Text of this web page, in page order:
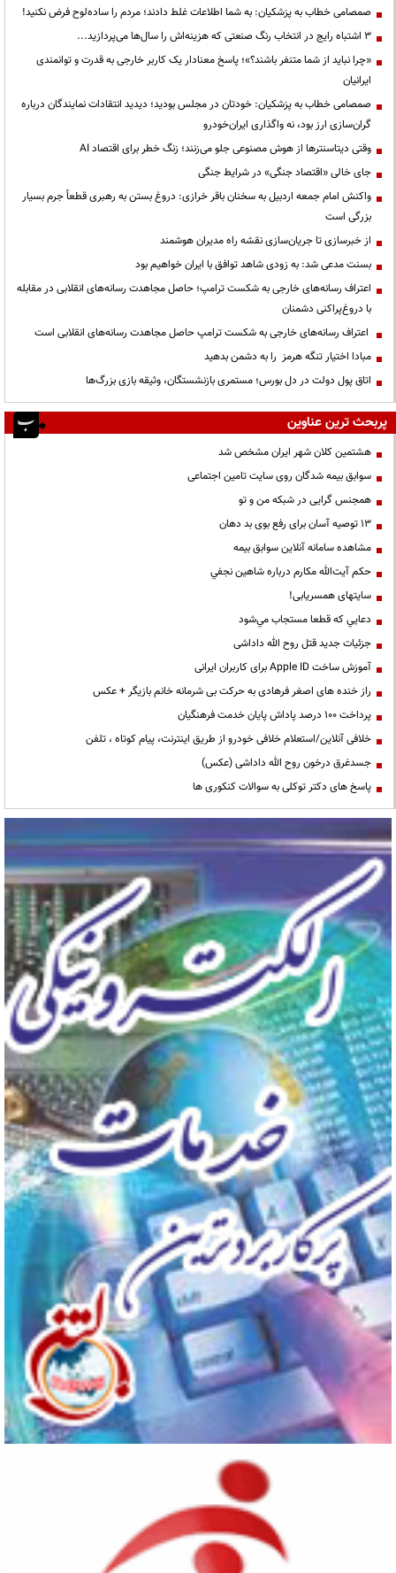
صمصامی خطاب به پزشکیان: به شما اطلاعات غلط دادند؛ مردم را ساده‌لوح فرض نکنید!
3 اشتباه رایج در انتخاب رنگ صنعتی که هزینه‌اش را سال‌ها می‌پردازید...
«چرا نباید از شما متنفر باشند؟»؛ پاسخ معنادار یک کاربر خارجی به قدرت و توانمندی
ایرانیان
صمصامی خطاب به پزشکیان: خودتان در مجلس بودید؛ دیدید انتقادات نمایندگان درباره
گران‌سازی ارز بود، نه واگذاری ایران‌خودرو
وقتی دیتاسنترها از هوش مصنوعی جلو می‌زنند؛ زنگ خطر برای اقتصاد AI
جای خالی «اقتصاد جنگی» در شرایط جنگی
واکنش امام جمعه اردبیل به سخنان باقر خرازی: دروغ بستن به رهبری قطعاً جرم بسیار
بزرگی است
از خبرسازی تا جریان‌سازی نقشه راه مدیران هوشمند
بسنت مدعی شد: به زودی شاهد توافق با ایران خواهیم بود
اعتراف رسانه‌های خارجی به شکست ترامپ؛ حاصل مجاهدت رسانه‌های انقلابی در مقابله
با دروغ‌پراکنی دشمنان
اعتراف رسانه‌های خارجی به شکست ترامپ حاصل مجاهدت رسانه‌های انقلابی است
مبادا اختیار تنگه هرمز را به دشمن بدهید
اتاق پول دولت در دل بورس؛ مستمری بازنشستگان، وثیقه بازی بزرگ‌ها
پربحث ترین عناوین
هشتمین کلان شهر ایران مشخص شد
سوابق بیمه شدگان روی سایت تامین اجتماعی
همجنس گرایی در شبکه من و تو
13 توصیه آسان برای رفع بوی بد دهان
مشاهده سامانه آنلاين سوابق بیمه
حكم آيت‌الله مكارم درباره شاهين نجفي
سایتهای همسریابی!
دعايي كه قطعا مستجاب مي‌شود
جزئیات جدید قتل روح الله داداشی
آموزش ساخت Apple ID برای کاربران ایرانی
راز خنده های اصغر فرهادی به حرکت بی شرمانه خانم بازیگر + عکس
پرداخت ۱۰۰ درصد پاداش پایان خدمت فرهنگیان
خلافی آنلاین/استعلام خلافی خودرو از طریق اینترنت، پیام کوتاه ، تلفن
جسدغرق درخون روح الله داداشی (عکس)
پاسخ های دکتر توکلی به سوالات کنکوری ها